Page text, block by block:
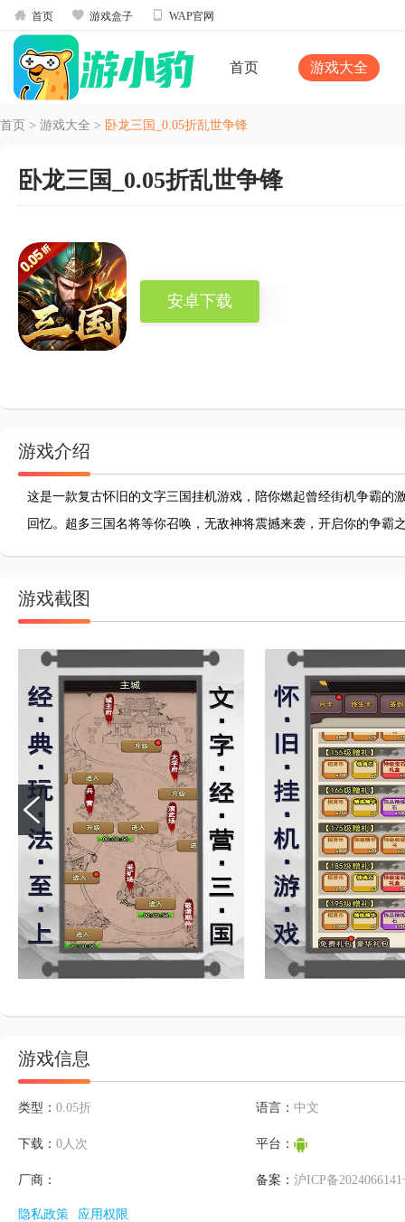
 首页  游戏盒子  WAP官网
首页 游戏大全
首页 > 游戏大全 > 卧龙三国_0.05折乱世争锋
卧龙三国_0.05折乱世争锋
安卓下载
游戏介绍
这是一款复古怀旧的文字三国挂机游戏，陪你燃起曾经街机争霸的
回忆。超多三国名将等你召唤，无敌神将震撼来袭，开启你的争霸
游戏截图
游戏信息
类型： 0.05折 语言： 中文
下载： 0人次 平台：
厂商： 备案：沪ICP备
隐私政策 应用权限